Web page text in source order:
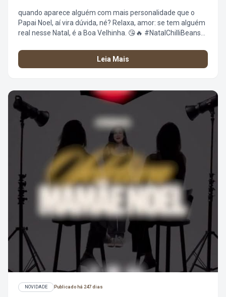
quando aparece alguém com mais personalidade que o
Papai Noel, aí vira dúvida, né? Relaxa, amor: se tem alguém
real nesse Natal, é a Boa Velhinha. 😘🔥 #NatalChilliBeans
#FashionFilm
Leia Mais
NOVIDADE Publicado há 247 dias